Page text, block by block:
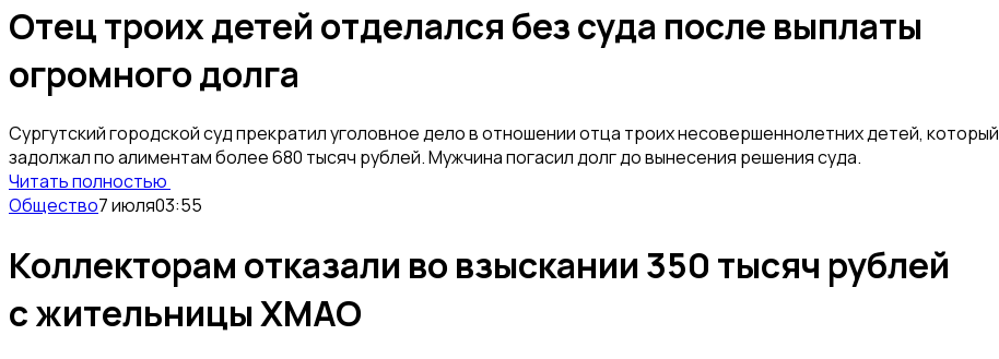
Отец троих детей отделался без суда после выплаты
огромного долга
Сургутский городской суд прекратил уголовное дело в отношении отца троих несовершеннолетних детей, который
задолжал по алиментам более 680 тысяч рублей. Мужчина погасил долг до вынесения решения суда.
Читать полностью
Общество7 июля03:55
Коллекторам отказали во взыскании 350 тысяч рублей
с жительницы ХМАО